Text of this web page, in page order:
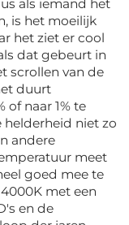
als iemand het
is het moeilijk
het ziet er cool
dat gebeurt in
scrollen van de
duurt
of naar 1% te
helderheid niet zo
andere
meet
goed mee te
met een
en de